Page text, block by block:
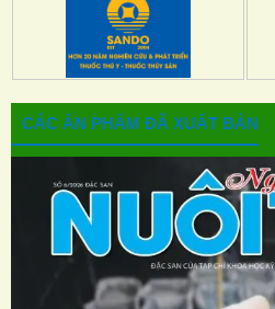
CÁC ẤN PHẨM ĐÃ XUẤT BẢN